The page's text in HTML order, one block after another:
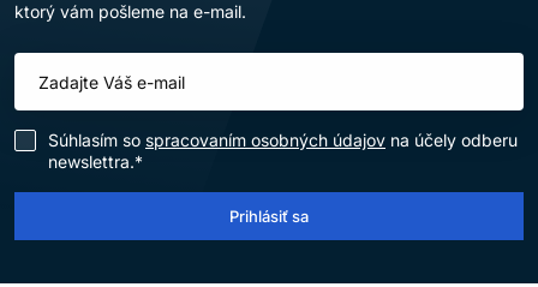
ktorý vám pošleme na e-mail.
Súhlasím so spracovaním osobných údajov na účely odberu
newslettra.*
Prihlásiť sa